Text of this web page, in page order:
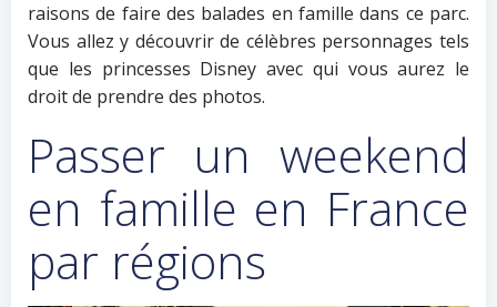
raisons de faire des balades en famille dans ce parc.
Vous allez y découvrir de célèbres personnages tels
que les princesses Disney avec qui vous aurez le
droit de prendre des photos.
Passer un weekend
en famille en France
par régions